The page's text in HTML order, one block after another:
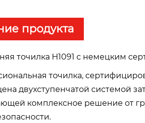
продукта
точилка H1091 с немецким
точилка,
двухступенчатой системой
комплексное решение от